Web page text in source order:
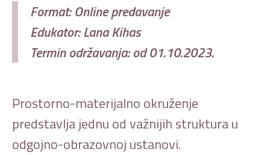
Format: Online predavanje
Edukator: Lana Kihas
Termin održavanja: od 01.10.2023.
Prostorno-materijalno okruženje
predstavlja jednu od važnijih struktura u
odgojno-obrazovnoj ustanovi.